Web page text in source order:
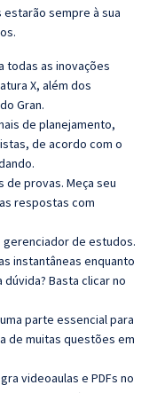
sempre à sua
todas as inovações
X, além dos
Gran.
de planejamento,
de acordo com o
de provas. Meça seu
respostas com
gerenciador de estudos.
instantâneas enquanto
Basta clicar no
parte essencial para
de muitas questões em
videoaulas e PDFs no